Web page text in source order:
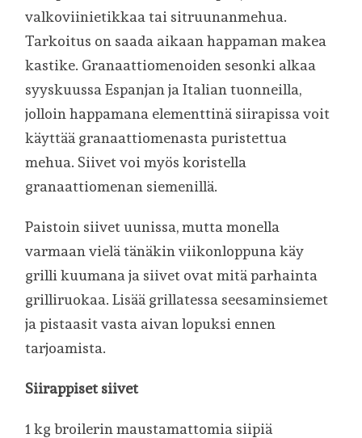
valkoviinietikkaa tai sitruunanmehua.
Tarkoitus on saada aikaan happaman makea
kastike. Granaattiomenoiden sesonki alkaa
syyskuussa Espanjan ja Italian tuonneilla,
jolloin happamana elementtinä siirapissa voit
käyttää granaattiomenasta puristettua
mehua. Siivet voi myös koristella
granaattiomenan siemenillä.
Paistoin siivet uunissa, mutta monella
varmaan vielä tänäkin viikonloppuna käy
grilli kuumana ja siivet ovat mitä parhainta
grilliruokaa. Lisää grillatessa seesaminsiemet
ja pistaasit vasta aivan lopuksi ennen
tarjoamista.
Siirappiset siivet
1 kg broilerin maustamattomia siipiä